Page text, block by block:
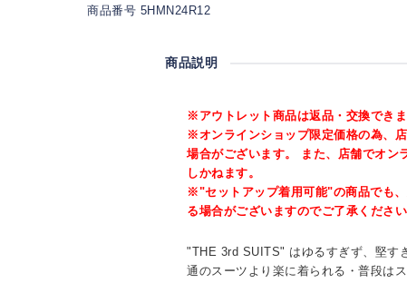
商品番号 5HMN24R12
商品説明
※アウトレット商品は返品・交換できま
※オンラインショップ限定価格の為、
場合がございます。 また、店舗でオン
しかねます。
※"セットアップ着用可能"の商品でも
る場合がございますのでご了承ください
"THE 3rd SUITS" はゆるすぎず、堅す
通のスーツより楽に着られる・普段は